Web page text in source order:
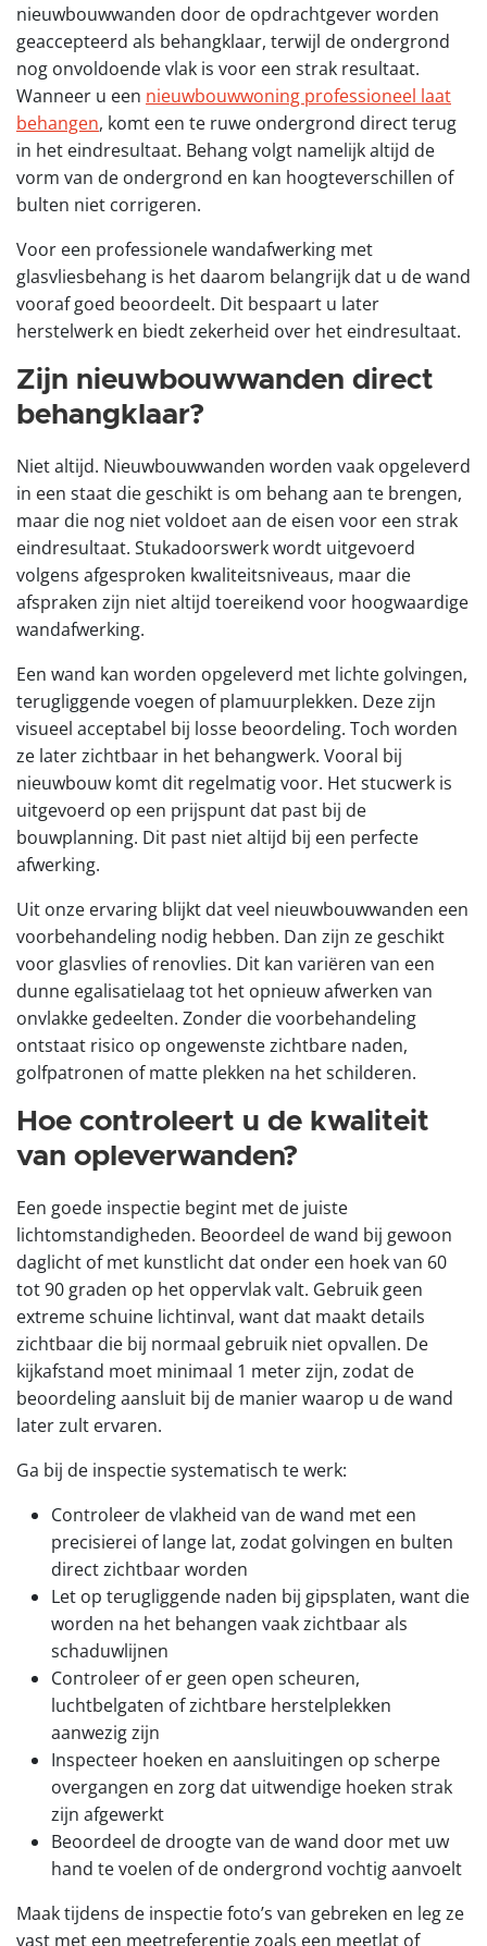
nieuwbouwwanden door de opdrachtgever worden
geaccepteerd als behangklaar, terwijl de ondergrond
nog onvoldoende vlak is voor een strak resultaat.
Wanneer u een nieuwbouwwoning professioneel laat
behangen, komt een te ruwe ondergrond direct terug
in het eindresultaat. Behang volgt namelijk altijd de
vorm van de ondergrond en kan hoogteverschillen of
bulten niet corrigeren.
Voor een professionele wandafwerking met
glasvliesbehang is het daarom belangrijk dat u de wand
vooraf goed beoordeelt. Dit bespaart u later
herstelwerk en biedt zekerheid over het eindresultaat.
Zijn nieuwbouwwanden direct
behangklaar?
Niet altijd. Nieuwbouwwanden worden vaak opgeleverd
in een staat die geschikt is om behang aan te brengen,
maar die nog niet voldoet aan de eisen voor een strak
eindresultaat. Stukadoorswerk wordt uitgevoerd
volgens afgesproken kwaliteitsniveaus, maar die
afspraken zijn niet altijd toereikend voor hoogwaardige
wandafwerking.
Een wand kan worden opgeleverd met lichte golvingen,
terugliggende voegen of plamuurplekken. Deze zijn
visueel acceptabel bij losse beoordeling. Toch worden
ze later zichtbaar in het behangwerk. Vooral bij
nieuwbouw komt dit regelmatig voor. Het stucwerk is
uitgevoerd op een prijspunt dat past bij de
bouwplanning. Dit past niet altijd bij een perfecte
afwerking.
Uit onze ervaring blijkt dat veel nieuwbouwwanden een
voorbehandeling nodig hebben. Dan zijn ze geschikt
voor glasvlies of renovlies. Dit kan variëren van een
dunne egalisatielaag tot het opnieuw afwerken van
onvlakke gedeelten. Zonder die voorbehandeling
ontstaat risico op ongewenste zichtbare naden,
golfpatronen of matte plekken na het schilderen.
Hoe controleert u de kwaliteit
van opleverwanden?
Een goede inspectie begint met de juiste
lichtomstandigheden. Beoordeel de wand bij gewoon
daglicht of met kunstlicht dat onder een hoek van 60
tot 90 graden op het oppervlak valt. Gebruik geen
extreme schuine lichtinval, want dat maakt details
zichtbaar die bij normaal gebruik niet opvallen. De
kijkafstand moet minimaal 1 meter zijn, zodat de
beoordeling aansluit bij de manier waarop u de wand
later zult ervaren.
Ga bij de inspectie systematisch te werk:
Controleer de vlakheid van de wand met een
precisierei of lange lat, zodat golvingen en bulten
direct zichtbaar worden
Let op terugliggende naden bij gipsplaten, want die
worden na het behangen vaak zichtbaar als
schaduwlijnen
Controleer of er geen open scheuren,
luchtbelgaten of zichtbare herstelplekken
aanwezig zijn
Inspecteer hoeken en aansluitingen op scherpe
overgangen en zorg dat uitwendige hoeken strak
zijn afgewerkt
Beoordeel de droogte van de wand door met uw
hand te voelen of de ondergrond vochtig aanvoelt
Maak tijdens de inspectie foto’s van gebreken en leg ze
vast met een meetreferentie zoals een meetlat of